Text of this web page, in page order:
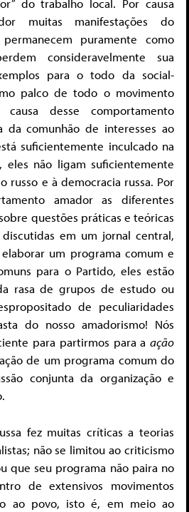
do trabalho local. Por causa
muitas manifestações do
puramente como
consideravelmente sua
para o todo da social-
palco de todo o movimento
desse comportamento
da comunhão de interesses ao
suficientemente inculcado na
eles não ligam suficientemente
russo e à democracia russa. Por
amador as diferentes
questões práticas e teóricas
em um jornal central,
um programa comum e
para o Partido, eles estão
rasa de grupos de estudo ou
de peculiaridades
do nosso amadorismo! Nós
para partirmos para a ação
de um programa comum do
conjunta da organização e
fez muitas críticas a teorias
não se limitou ao criticismo
que seu programa não paira no
de extensivos movimentos
ao povo, isto é, em meio ao